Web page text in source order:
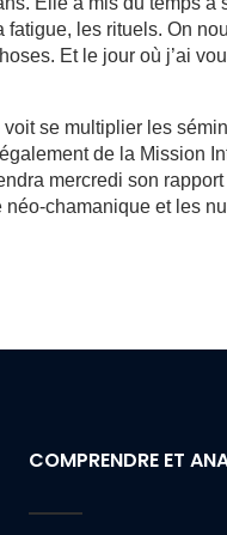
les rituels. On
Et le jour où j’ai
se multiplier les
de la Mission
mercredi son
chamanique et les
COMPRENDRE ET